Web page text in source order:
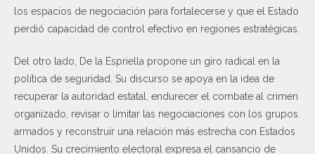
los espacios de negociación para fortalecerse y que el Estado
perdió capacidad de control efectivo en regiones estratégicas.
Del otro lado, De la Espriella propone un giro radical en la
política de seguridad. Su discurso se apoya en la idea de
recuperar la autoridad estatal, endurecer el combate al crimen
organizado, revisar o limitar las negociaciones con los grupos
armados y reconstruir una relación más estrecha con Estados
Unidos. Su crecimiento electoral expresa el cansancio de